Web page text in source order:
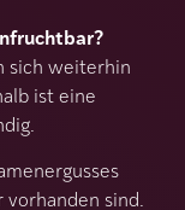
sich weiterhin
ist eine
vorhanden sind.